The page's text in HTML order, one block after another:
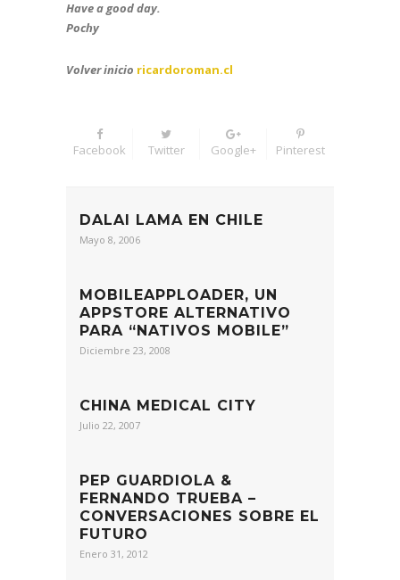
Have a good day.
Pochy
Volver inicio ricardoroman.cl
Facebook Twitter Google+ Pinterest
DALAI LAMA EN CHILE
Mayo 8, 2006
MOBILEAPPLOADER, UN
APPSTORE ALTERNATIVO
PARA “NATIVOS MOBILE”
Diciembre 23, 2008
CHINA MEDICAL CITY
Julio 22, 2007
PEP GUARDIOLA &
FERNANDO TRUEBA –
CONVERSACIONES SOBRE EL
FUTURO
Enero 31, 2012